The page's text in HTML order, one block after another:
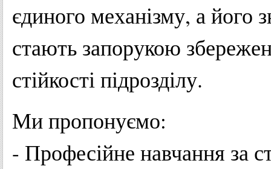
єдиного механізму, а його
стають запорукою
стійкості підрозділу.
Ми пропонуємо:
- Професійне навчання за